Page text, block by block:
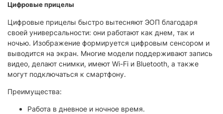
Цифровые прицелы
Цифровые прицелы быстро вытесняют ЭОП благодаря
своей универсальности: они работают как днем, так и
ночью. Изображение формируется цифровым сенсором и
выводится на экран. Многие модели поддерживают запись
видео, делают снимки, имеют Wi-Fi и Bluetooth, а также
могут подключаться к смартфону.
Преимущества:
Работа в дневное и ночное время.